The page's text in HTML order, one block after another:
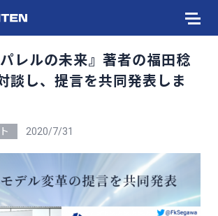
パレルの未来』著者の福田稔
談し、提言を共同発表しま
2020/7/31